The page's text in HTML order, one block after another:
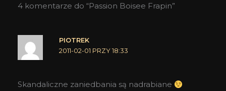
4 komentarze do “Passion Boisee Frapin”
PIOTREK
2011-02-01 PRZY 18:33
Skandaliczne zaniedbania są nadrabiane